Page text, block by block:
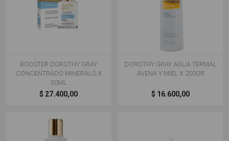
BOOSTER DOROTHY GRAY
CONCENTRADO MINERALS X
30ML
$ 27.400,00
DOROTHY GRAY AGUA TERMAL
AVENA Y MIEL X 200GR
$ 16.600,00